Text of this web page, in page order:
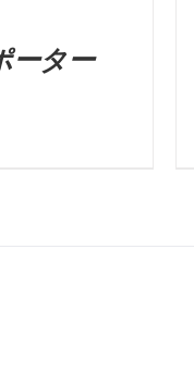
ーター